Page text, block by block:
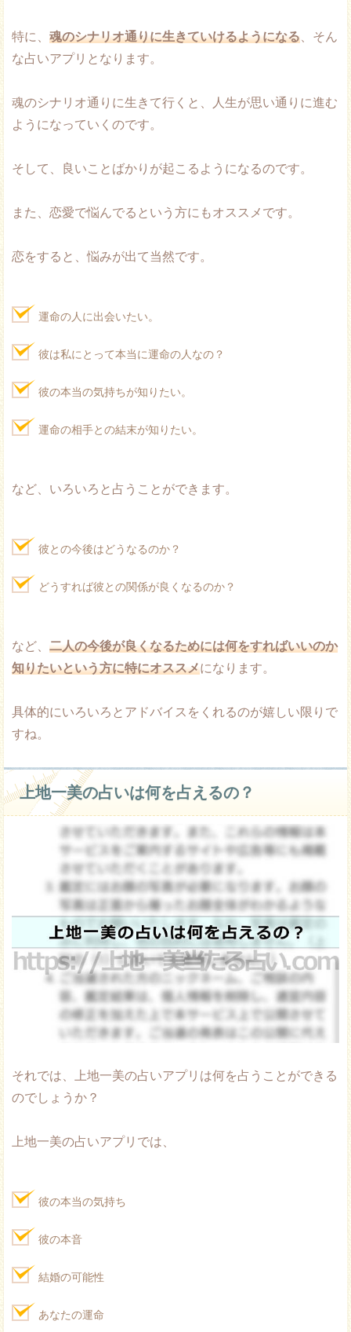
特に、 魂のシナリオ通りに生きていけるようになる、そん
な占いアプリとなります。
魂のシナリオ通りに生きて行くと、人生が思い通りに進む
ようになっていくのです。
そして、良いことばかりが起こるようになるのです。
また、恋愛で悩んでるという方にもオススメです。
恋をすると、悩みが出て当然です。
運命の人に出会いたい。
彼は私にとって本当に運命の人なの？
彼の本当の気持ちが知りたい。
運命の相手との結末が知りたい。
など、いろいろと占うことができます。
彼との今後はどうなるのか？
どうすれば彼との関係が良くなるのか？
など、 二人の今後が良くなるためには何をすればいいのか
知りたいという方に特にオススメになります。
具体的にいろいろとアドバイスをくれるのが嬉しい限りで
すね。
上地一美の占いは何を占えるの？
それでは、上地一美の占いアプリは何を占うことができる
のでしょうか？
上地一美の占いアプリでは、
彼の本当の気持ち
彼の本音
結婚の可能性
あなたの運命